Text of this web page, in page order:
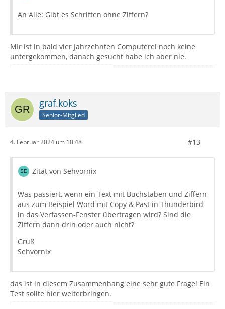
An Alle: Gibt es Schriften ohne Ziffern?
MIr ist in bald vier Jahrzehnten Computerei noch keine
untergekommen, danach gesucht habe ich aber nie.
graf.koks
Senior-Mitglied
4. Februar 2024 um 10:48 #13
Zitat von Sehvornix
Was passiert, wenn ein Text mit Buchstaben und Ziffern
aus zum Beispiel Word mit Copy & Past in Thunderbird
in das Verfassen-Fenster übertragen wird? Sind die
Ziffern dann drin oder auch nicht?
Gruß
Sehvornix
das ist in diesem Zusammenhang eine sehr gute Frage! Ein
Test sollte hier weiterbringen.